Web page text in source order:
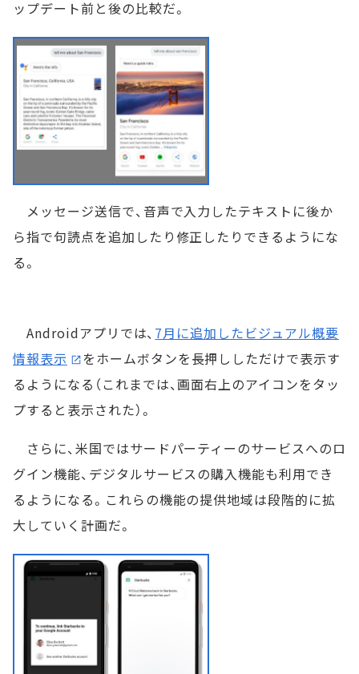
ップデート前と後の比較だ。
メッセージ送信で、音声で入力したテキストに後か
ら指で句読点を追加したり修正したりできるようにな
る。
Androidアプリでは、 7月に追加したビジュアル概要
情報表示
をホームボタンを長押ししただけで表示す
るようになる（これまでは、画面右上のアイコンをタッ
プすると表示された）。
さらに、米国ではサードパーティーのサービスへのロ
グイン機能、デジタルサービスの購入機能も利用でき
るようになる。これらの機能の提供地域は段階的に拡
大していく計画だ。